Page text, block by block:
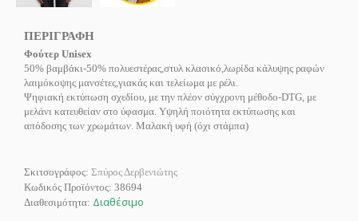
ΠΕΡΙΓΡΑΦΗ
Φούτερ Unisex
50% βαμβάκι-50% πολυεστέρας,στυλ κλασικό,λωρίδα κάλυψης ραφών
λαιμόκοψης μανσέτες,γιακάς και τελείωμα με ρέλι.
Ψηφιακή εκτύπωση σχεδίου, με την πλέον σύγχρονη μέθοδο-DTG, με
μελάνι κατευθείαν στο ύφασμα. Υψηλή ποιότητα εκτύπωσης και
απόδοσης των χρωμάτων. Μαλακή υφή (όχι στάμπα)
Σκιτσογράφος: Σπύρος Δερβενιώτης
Κωδικός Προϊόντος: 38694
Διαθεσιμότητα: Διαθέσιμο